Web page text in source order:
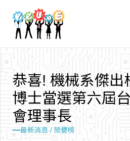
最新消息 / 榮譽榜
恭喜! 機械系傑出
博士當選第六屆台
會理事長